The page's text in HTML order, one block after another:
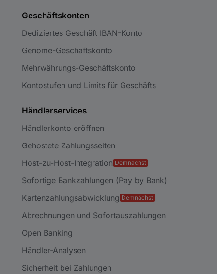
Geschäftskonten
Dediziertes Geschäft IBAN-Konto
Genome-Geschäftskonto
Mehrwährungs-Geschäftskonto
Kontostufen und Limits für Geschäfts
Händlerservices
Händlerkonto eröffnen
Gehostete Zahlungsseiten
Host-zu-Host-Integration Demnächst
Sofortige Bankzahlungen (Pay by Bank)
Kartenzahlungsabwicklung Demnächst
Abrechnungen und Sofortauszahlungen
Open Banking
Händler-Analysen
Sicherheit bei Zahlungen